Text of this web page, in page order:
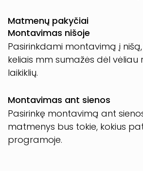
Matmenų pakyčiai
Montavimas nišoje
Pasirinkdami montavimą į
keliais mm sumažės dėl vėliau
laikiklių.
Montavimas ant sienos
Pasirinkę montavimą ant
matmenys bus tokie, kokius
programoje.